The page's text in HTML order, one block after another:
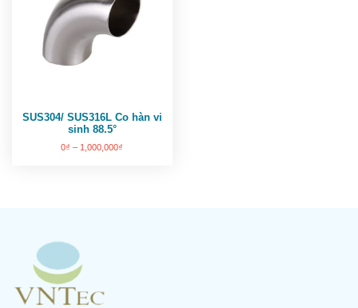
SUS304/ SUS316L Co hàn vi
sinh 88.5°
0₫ – 1,000,000₫